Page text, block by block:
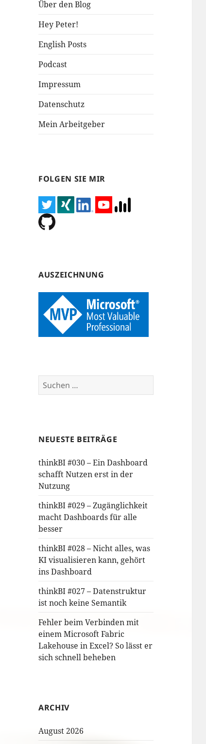
Über den Blog
Hey Peter!
English Posts
Podcast
Impressum
Datenschutz
Mein Arbeitgeber
FOLGEN SIE MIR
AUSZEICHNUNG
Suchen
nach:
NEUESTE BEITRÄGE
thinkBI #030 – Ein Dashboard
schafft Nutzen erst in der
Nutzung
thinkBI #029 – Zugänglichkeit
macht Dashboards für alle
besser
thinkBI #028 – Nicht alles, was
KI visualisieren kann, gehört
ins Dashboard
thinkBI #027 – Datenstruktur
ist noch keine Semantik
Fehler beim Verbinden mit
einem Microsoft Fabric
Lakehouse in Excel? So lässt er
sich schnell beheben
ARCHIV
August 2026